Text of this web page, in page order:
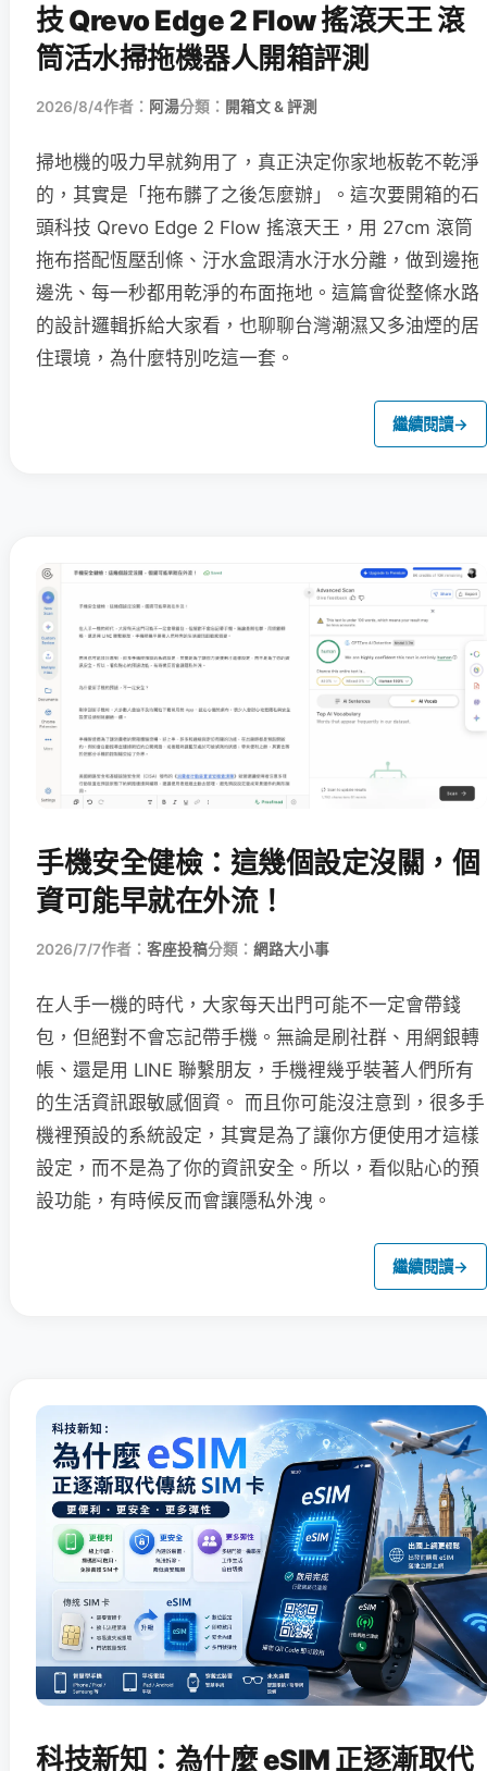
技 Qrevo Edge 2 Flow 搖滾天王 滾
筒活水掃拖機器人開箱評測
2026/8/4作者： 阿湯分類： 開箱文 & 評測
掃地機的吸力早就夠用了，真正決定你家地板乾不乾淨
的，其實是「拖布髒了之後怎麼辦」。這次要開箱的石
頭科技 Qrevo Edge 2 Flow 搖滾天王，用 27cm 滾筒
拖布搭配恆壓刮條、汙水盒跟清水汙水分離，做到邊拖
邊洗、每一秒都用乾淨的布面拖地。這篇會從整條水路
的設計邏輯拆給大家看，也聊聊台灣潮濕又多油煙的居
住環境，為什麼特別吃這一套。
繼續閱讀→
手機安全健檢：這幾個設定沒關，個
資可能早就在外流！
2026/7/7作者： 客座投稿分類： 網路大小事
在人手一機的時代，大家每天出門可能不一定會帶錢
包，但絕對不會忘記帶手機。無論是刷社群、用網銀轉
帳、還是用 LINE 聯繫朋友，手機裡幾乎裝著人們所有
的生活資訊跟敏感個資。 而且你可能沒注意到，很多手
機裡預設的系統設定，其實是為了讓你方便使用才這樣
設定，而不是為了你的資訊安全。所以，看似貼心的預
設功能，有時候反而會讓隱私外洩。
繼續閱讀→
科技新知：為什麼 eSIM 正逐漸取代